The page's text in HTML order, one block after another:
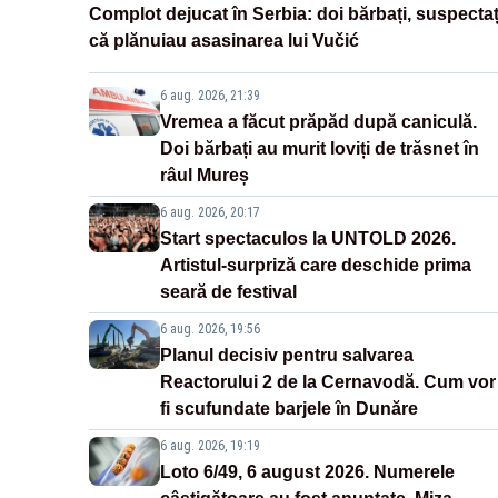
Complot dejucat în Serbia: doi bărbați,
că plănuiau asasinarea lui Vučić
6 aug. 2026, 21:39
Vremea a făcut prăpăd după caniculă.
Doi bărbați au murit loviți de trăsnet în
râul Mureș
6 aug. 2026, 20:17
Start spectaculos la UNTOLD 2026.
Artistul-surpriză care deschide prima
seară de festival
6 aug. 2026, 19:56
Planul decisiv pentru salvarea
Reactorului 2 de la Cernavodă. Cum vor
fi scufundate barjele în Dunăre
6 aug. 2026, 19:19
Loto 6/49, 6 august 2026. Numerele